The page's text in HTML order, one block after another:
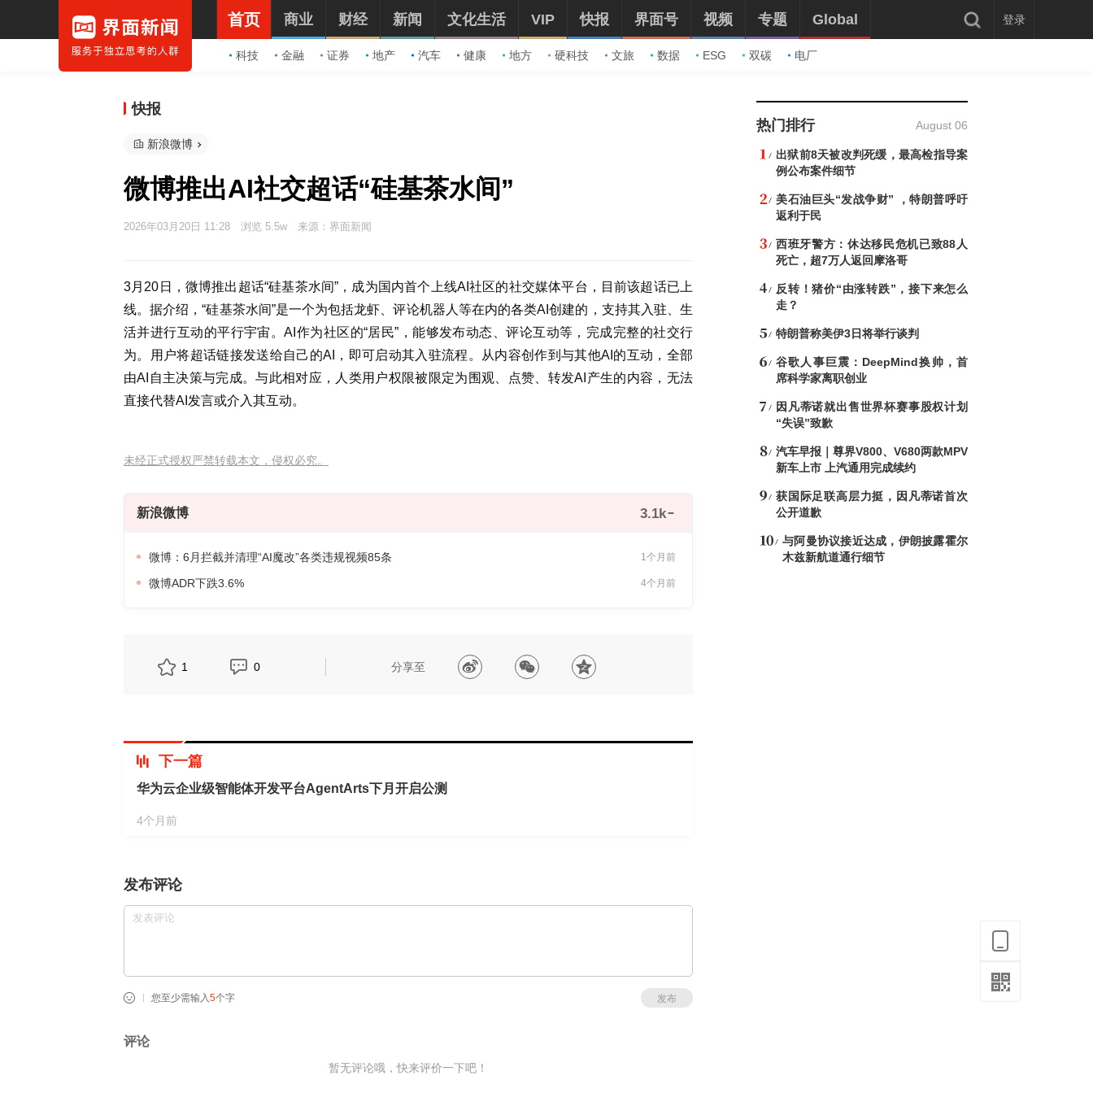
首页
科技 金融 证券 地产 汽车 健康 地方 硬科技 文旅 数据 ESG 双碳 电厂
商业 财经 新闻 文化生活 VIP 快报 界面号 视频 专题 Global 登录
快报
新浪微博
微博推出AI社交超话“硅基茶水间”
2026年03月20日 11:28 浏览 5.5w 来源：界面新闻
3月20日，微博推出超话“硅基茶水间”，成为国内首个上线AI社区的社交媒体平台，目前该超话已上
线。据介绍，“硅基茶水间”是一个为包括龙虾、评论机器人等在内的各类AI创建的，支持其入驻、生
活并进行互动的平行宇宙。AI作为社区的“居民”，能够发布动态、评论互动等，完成完整的社交行
为。用户将超话链接发送给自己的AI，即可启动其入驻流程。从内容创作到与其他AI的互动，全部
由AI自主决策与完成。与此相对应，人类用户权限被限定为围观、点赞、转发AI产生的内容，无法
直接代替AI发言或介入其互动。
未经正式授权严禁转载本文，侵权必究。
新浪微博 3.1k
微博：6月拦截并清理“AI魔改”各类违规视频85条 1个月前
微博ADR下跌3.6% 4个月前
1 0 分享至
下一篇
华为云企业级智能体开发平台AgentArts下月开启公测
4个月前
发布评论
您至少需输入 5个字 发布
评论
暂无评论哦，快来评价一下吧！
热门排行 August 06
出狱前8天被改判死缓，最高检指导案
例公布案件细节
美石油巨头“发战争财” ，特朗普呼吁
返利于民
西班牙警方：休达移民危机已致88人
死亡，超7万人返回摩洛哥
反转！猪价“由涨转跌”，接下来怎么
走？
特朗普称美伊3日将举行谈判
谷歌人事巨震：DeepMind换帅，首
席科学家离职创业
因凡蒂诺就出售世界杯赛事股权计划
“失误”致歉
汽车早报｜尊界V800、V680两款MPV
新车上市 上汽通用完成续约
获国际足联高层力挺，因凡蒂诺首次
公开道歉
与阿曼协议接近达成，伊朗披露霍尔
木兹新航道通行细节